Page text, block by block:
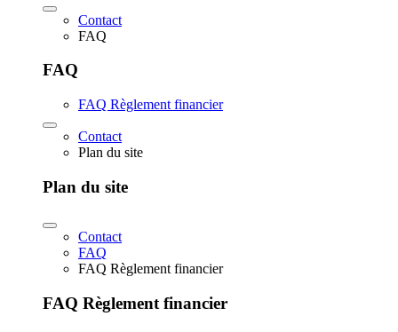
Contact
FAQ
FAQ
FAQ Règlement financier
Contact
Plan du site
Plan du site
Contact
FAQ
FAQ Règlement financier
FAQ Règlement financier